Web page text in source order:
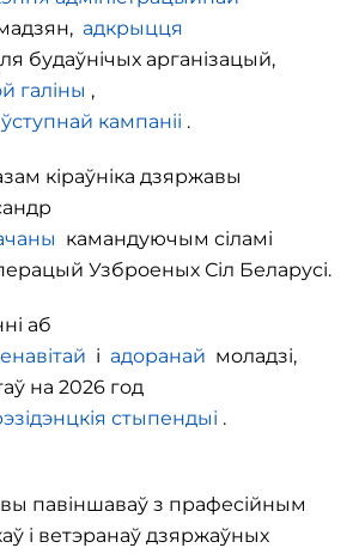
адкрыцця
будаўнічых арганізацый,
галіны ,
ўступнай кампаніі .
кіраўніка дзяржавы
камандуючым сіламі
Узброеных Сіл Беларусі.
аб
і адоранай моладзі,
на 2026 год
стыпендыі .
павіншаваў з прафесійным
і ветэранаў дзяржаўных